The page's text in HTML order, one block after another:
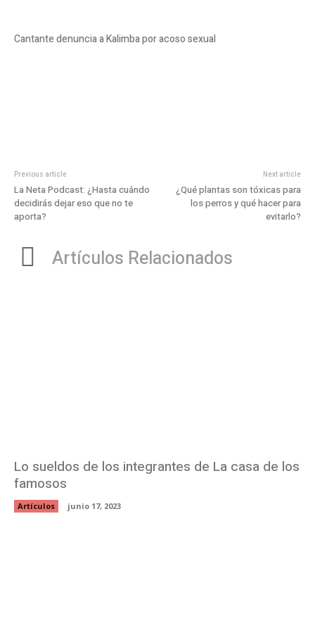
Cantante denuncia a Kalimba por acoso sexual
Previous article
La Neta Podcast: ¿Hasta cuándo
decidirás dejar eso que no te
aporta?
Next article
¿Qué plantas son tóxicas para
los perros y qué hacer para
evitarlo?
Artículos Relacionados
Lo sueldos de los integrantes de La casa de los
famosos
Artículos junio 17, 2023